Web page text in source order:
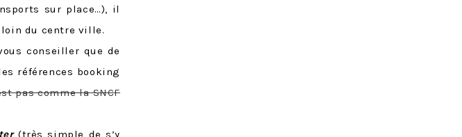
sur place…), il
loin du centre ville.
conseiller que de
références booking
pas comme la SNCF
(très simple de s’y